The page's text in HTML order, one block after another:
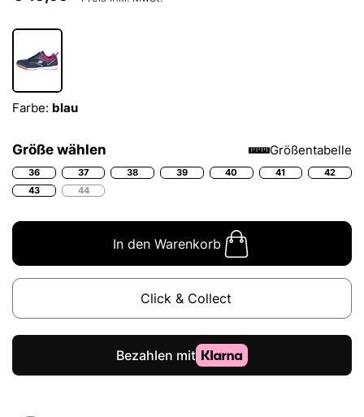
Farbe: blau
Größe wählen Größentabelle
36 37 38 39 40 41
42
43
44
In den Warenkorb
Click & Collect